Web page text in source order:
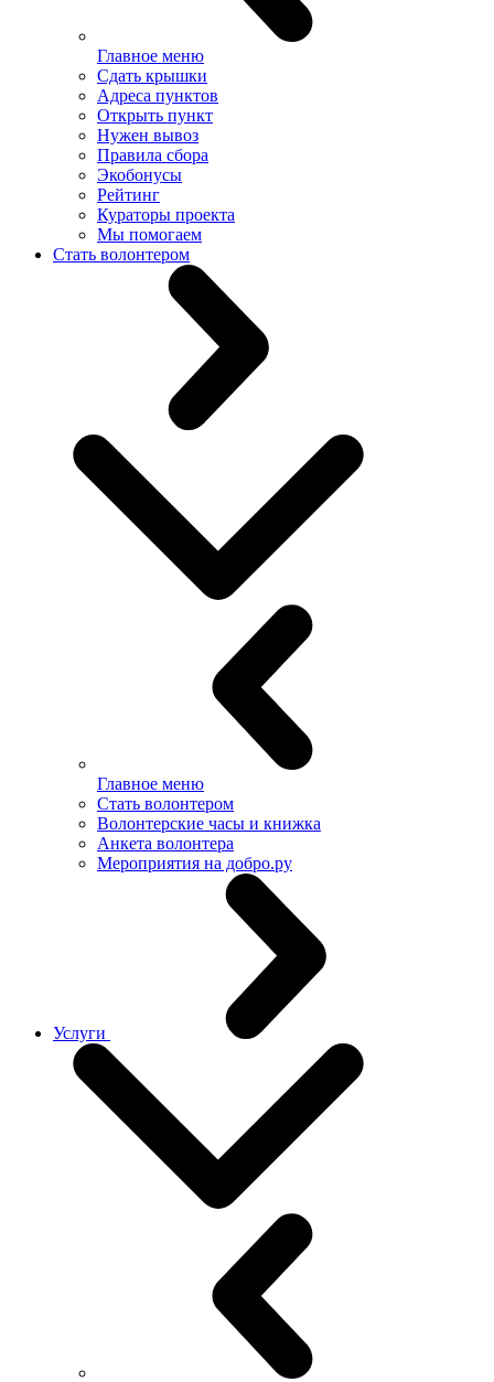
Главное меню
Сдать крышки
Адреса пунктов
Открыть пункт
Нужен вывоз
Правила сбора
Экобонусы
Рейтинг
Кураторы проекта
Мы помогаем
Стать волонтером
Главное меню
Стать волонтером
Волонтерские часы и книжка
Анкета волонтера
Мероприятия на добро.ру
Услуги